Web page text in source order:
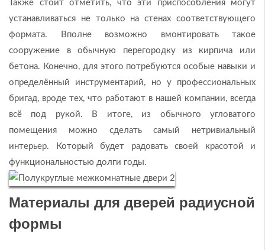
Также стоит отметить, что эти приспособления могут
устанавливаться не только на стенах соответствующего
формата. Вполне возможно вмонтировать такое
сооружение в обычную перегородку из кирпича или
бетона. Конечно, для этого потребуются особые навыки и
определённый инструментарий, но у профессиональных
бригад, вроде тех, что работают в нашей компании, всегда
всё под рукой. В итоге, из обычного угловатого
помещения можно сделать самый нетривиальный
интерьер. Который будет радовать своей красотой и
функциональностью долги годы.
Материалы для дверей радиусной
формы